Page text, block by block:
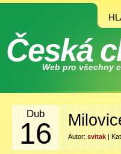
Česká
Web pro všechny
Dub
16 Autor: svitak |